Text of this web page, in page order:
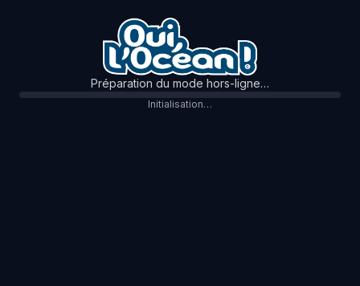
Préparation du mode hors-ligne…
Initialisation…